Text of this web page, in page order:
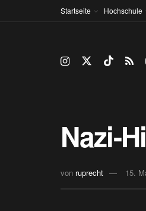
Startseite Hochschule
Nazi-
von ruprecht 15.